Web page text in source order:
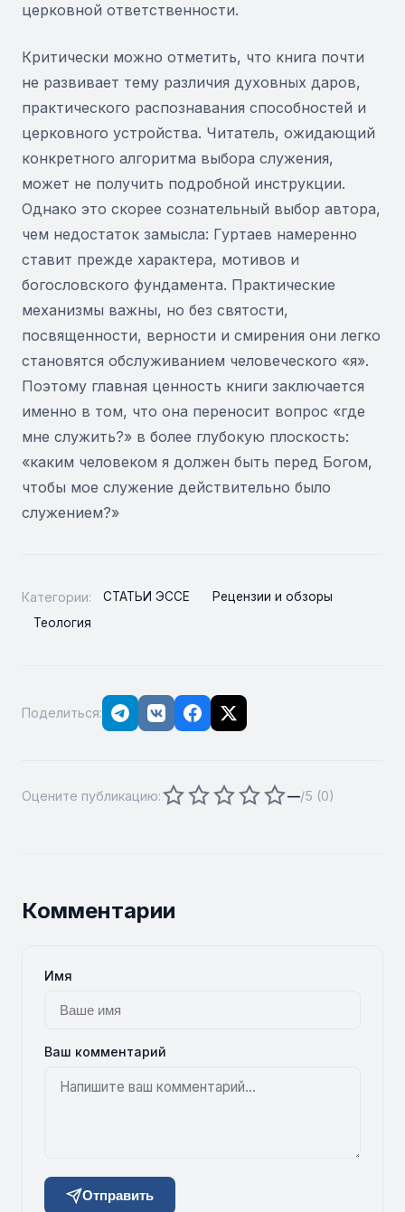
церковной ответственности.
Критически можно отметить, что книга почти
не развивает тему различия духовных даров,
практического распознавания способностей и
церковного устройства. Читатель, ожидающий
конкретного алгоритма выбора служения,
может не получить подробной инструкции.
Однако это скорее сознательный выбор автора,
чем недостаток замысла: Гуртаев намеренно
ставит прежде характера, мотивов и
богословского фундамента. Практические
механизмы важны, но без святости,
посвященности, верности и смирения они легко
становятся обслуживанием человеческого «я».
Поэтому главная ценность книги заключается
именно в том, что она переносит вопрос «где
мне служить?» в более глубокую плоскость:
«каким человеком я должен быть перед Богом,
чтобы мое служение действительно было
служением?»
Категории: СТАТЬИ ЭССЕ
Рецензии и обзоры
Теология
Поделиться:
Оцените публикацию: —/5 (0)
Комментарии
Имя
Ваш комментарий
Отправить